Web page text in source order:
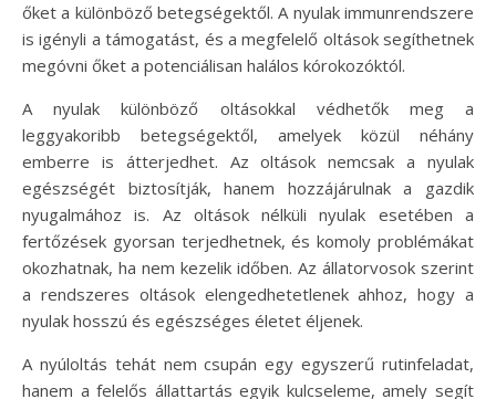
őket a különböző betegségektől. A nyulak immunrendszere
is igényli a támogatást, és a megfelelő oltások segíthetnek
megóvni őket a potenciálisan halálos kórokozóktól.
A nyulak különböző oltásokkal védhetők meg a
leggyakoribb betegségektől, amelyek közül néhány
emberre is átterjedhet. Az oltások nemcsak a nyulak
egészségét biztosítják, hanem hozzájárulnak a gazdik
nyugalmához is. Az oltások nélküli nyulak esetében a
fertőzések gyorsan terjedhetnek, és komoly problémákat
okozhatnak, ha nem kezelik időben. Az állatorvosok szerint
a rendszeres oltások elengedhetetlenek ahhoz, hogy a
nyulak hosszú és egészséges életet éljenek.
A nyúloltás tehát nem csupán egy egyszerű rutinfeladat,
hanem a felelős állattartás egyik kulcseleme, amely segít